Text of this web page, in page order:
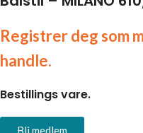
Registrer deg som
handle.
Bestillings vare.
Bli medlem